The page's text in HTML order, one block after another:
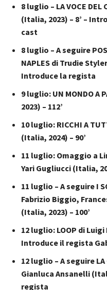
8 luglio – LA VOCE
(Italia, 2023) – 8’ –
cast
8 luglio – A seguire
NAPLES di Trudie
Introduce la regista
9 luglio: UN MONDO A
2023) – 112’
10 luglio: RICCHI A
(Italia, 2024) – 90’
11 luglio: Omaggio a
Yari Gugliucci (Italia,
11 luglio – A seguire I
Fabrizio Biggio,
(Italia, 2023) – 100’
12 luglio: LOOP di
Introduce il regista
12 luglio – A seguire LA
Gianluca Ansanelli
regista